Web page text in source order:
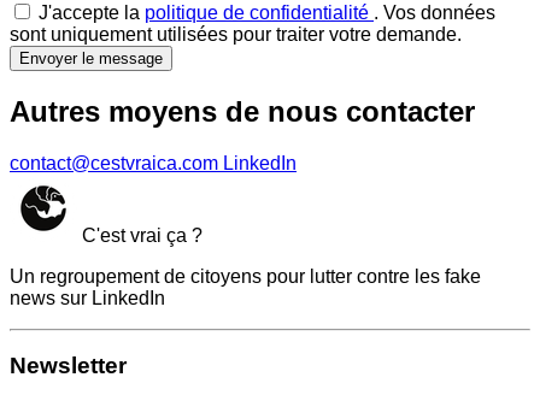
J'accepte la politique de confidentialité . Vos données
sont uniquement utilisées pour traiter votre demande.
Envoyer le message
Autres moyens de nous contacter
contact@cestvraica.com LinkedIn
C'est vrai ça ?
Un regroupement de citoyens pour lutter contre les fake
news sur LinkedIn
Newsletter